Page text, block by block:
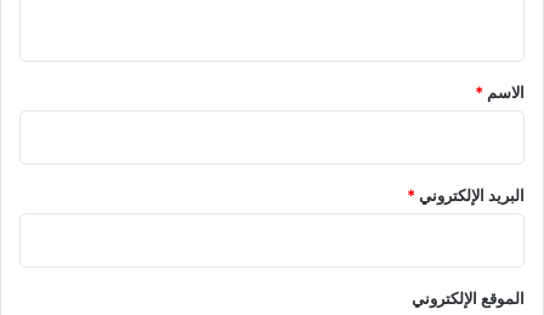
*
الاسم *
البريد الإلكتروني*
الموقع الإلكتروني